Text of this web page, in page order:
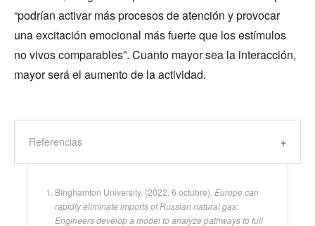
“podrían activar más procesos de atención y provocar
una excitación emocional más fuerte que los estímulos
no vivos comparables”. Cuanto mayor sea la interacción,
mayor será el aumento de la actividad.
Referencias
Binghamton University. (2022, 6 octubre). Europe can
rapidly eliminate imports of Russian natural gas:
Engineers develop a model to analyze pathways to full